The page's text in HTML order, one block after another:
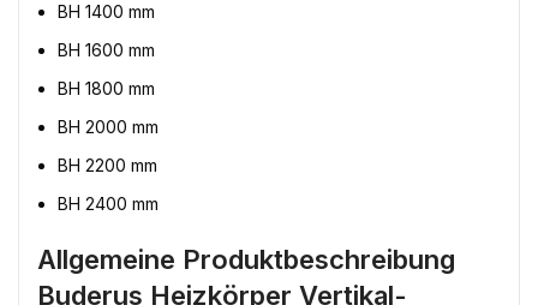
BH 1400 mm
BH 1600 mm
BH 1800 mm
BH 2000 mm
BH 2200 mm
BH 2400 mm
Allgemeine Produktbeschreibung
Buderus Heizkörper Vertikal-